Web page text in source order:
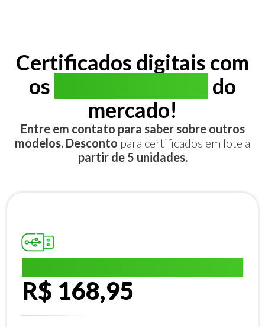
Certificados digitais com
os
do
mercado!
Entre em contato para saber sobre outros
modelos. Desconto para certificados em lote a
partir de 5 unidades.
R$ 168,95